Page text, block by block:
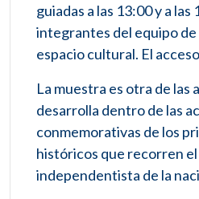
guiadas a las 13:00 y a las
integrantes del equipo
espacio cultural. El
La muestra es otra de las
desarrolla dentro de las
conmemorativas de los
históricos que recorren
independentista de la